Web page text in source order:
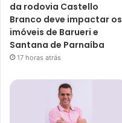
da rodovia Castello
Branco deve impactar os
imóveis de Barueri e
Santana de Parnaíba
17 horas atrás